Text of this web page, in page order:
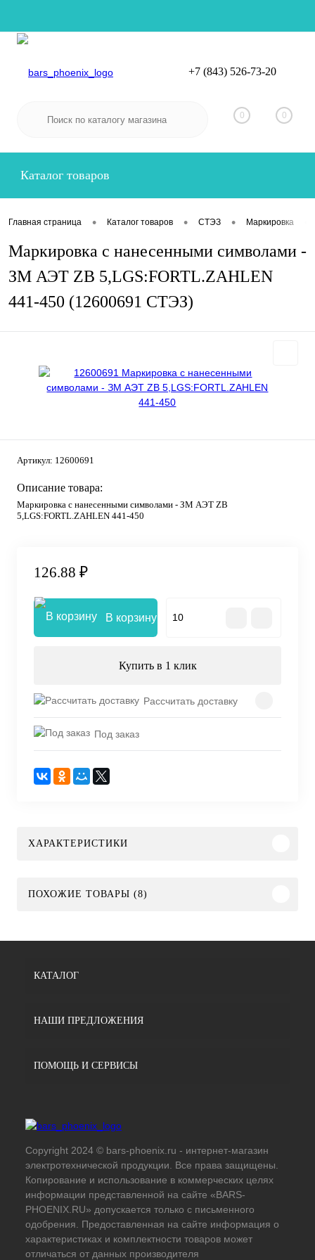
Вход
+7 (843) 526-73-20
0 0
Каталог товаров
Главная страница • Каталог товаров • СТЭЗ • Маркировка
Маркировка с нанесенными символами -
ЗМ АЭТ ZB 5,LGS:FORTL.ZAHLEN
441-450 (12600691 СТЭЗ)
Артикул: 12600691
Описание товара:
Маркировка с нанесенными символами - ЗМ АЭТ ZB
5,LGS:FORTL.ZAHLEN 441-450
126.88 ₽
В корзину
Купить в 1 клик
Рассчитать доставку
Под заказ
ХАРАКТЕРИСТИКИ
ПОХОЖИЕ ТОВАРЫ (8)
КАТАЛОГ
НАШИ ПРЕДЛОЖЕНИЯ
ПОМОЩЬ И СЕРВИСЫ
Copyright 2024 © bars-phoenix.ru - интернет-магазин
электротехнической продукции. Все права защищены.
Копирование и использование в коммерческих целях
информации представленной на сайте «BARS-
PHOENIX.RU» допускается только с письменного
одобрения. Предоставленная на сайте информация о
характеристиках и комплектности товаров может
отличаться от данных производителя